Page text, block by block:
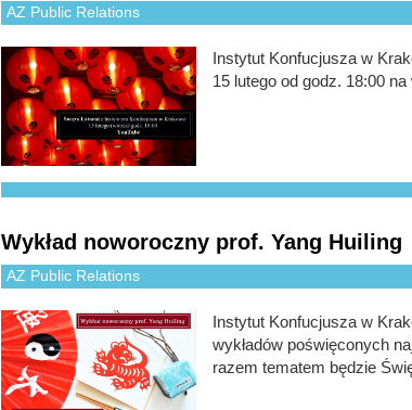
AZ Public Relations
Instytut Konfucjusza w
15 lutego od godz. 18:00
Wykład noworoczny prof. Yang Huiling
AZ Public Relations
Instytut Konfucjusza w
wykładów poświęconych
razem tematem będzie